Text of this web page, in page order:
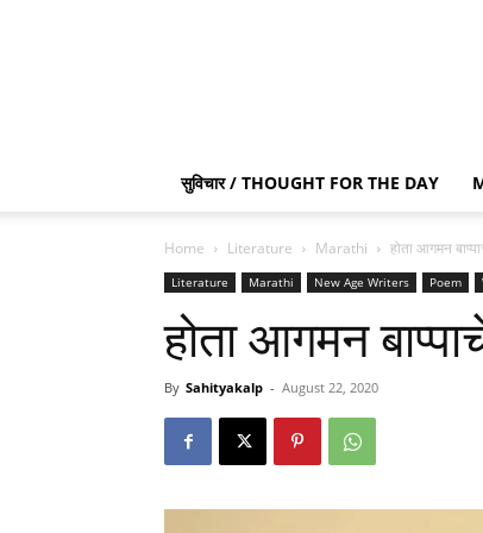
सुविचार / THOUGHT FOR THE DAY
Home Literature Marathi होता आगमन
Literature Marathi New Age Writers Poem
होता आगमन
By Sahityakalp - August 22, 2020